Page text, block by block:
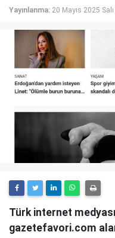
Yayınlanma: 20 Mayıs 2025
Türk internet
gazetefavori.com